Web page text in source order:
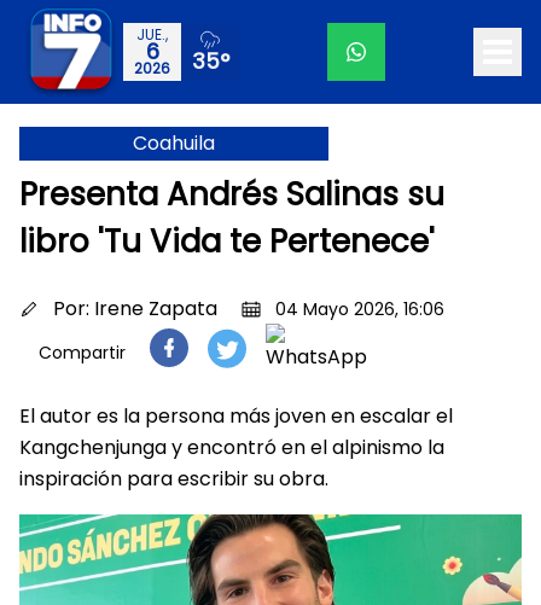
JUE.,
6
2026 35°
Coahuila
Presenta Andrés Salinas su
libro 'Tu Vida te Pertenece'
Por: Irene Zapata
04 Mayo 2026, 16:06
Compartir
El autor es la persona más joven en escalar el
Kangchenjunga y encontró en el alpinismo la
inspiración para escribir su obra.